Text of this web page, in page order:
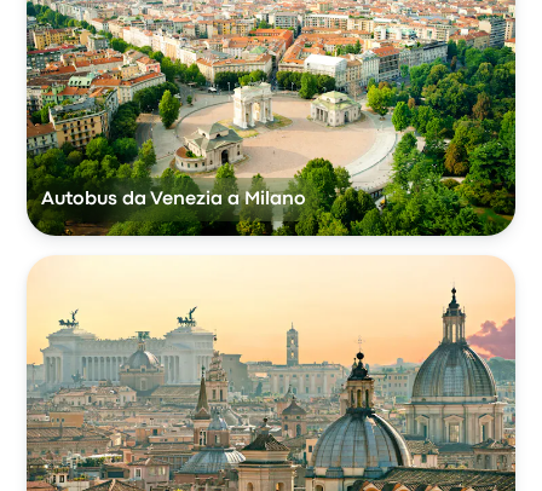
Autobus da Venezia a Milano